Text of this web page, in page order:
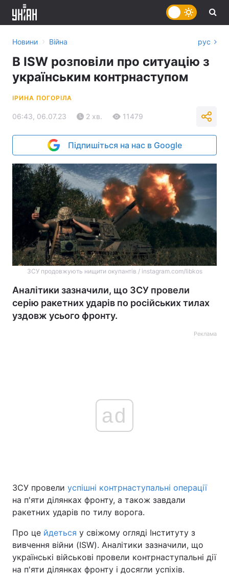
Головна Війна
Економіка Світ
Спорт Наука
Новини › Війна рус
В ISW розповіли про ситуацію з
українським контрнаступом
ІРИНА ПОГОРІЛА
06:43, 06.07.23 2 хв. 11479
Підпишіться на нас в Google
ЗСУ продовжують нищити окупантів / instagram.com/libkos
Аналітики зазначили, що ЗСУ провели
серію ракетних ударів по російських тилах
уздовж усього фронту.
Реклама
ad
ЗСУ провели успішні контрнаступальні операції
на п'яти ділянках фронту, а також завдали
ракетних ударів по тилу ворога.
Про це йдеться у свіжому огляді Інституту з
вивчення війни (ISW). Аналітики зазначили, що
українські військові провели контрнаступальні дії
на п'яти ділянках фронту і досягли успіхів.